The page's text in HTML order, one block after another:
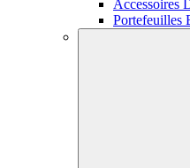
Accessoires
Portefeuilles